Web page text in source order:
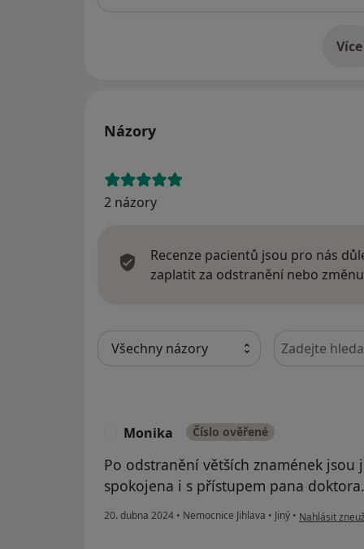
Více
o
Názory
2 názory
Recenze pacientů jsou pro nás
zaplatit za odstranění nebo
Hledejte v
Monika Číslo ověřené
Po odstranění větších znamének jsou
spokojena i s přístupem pana
20. dubna 2024 • Nemocnice Jihlava • Jiný • podle názoru
Nahlásit